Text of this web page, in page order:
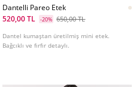
Dantelli Pareo Etek
520,00 TL
-20% 650,00 TL
Dantel kumaştan üretilmiş mini etek.
Bağcıklı ve fırfır detaylı.